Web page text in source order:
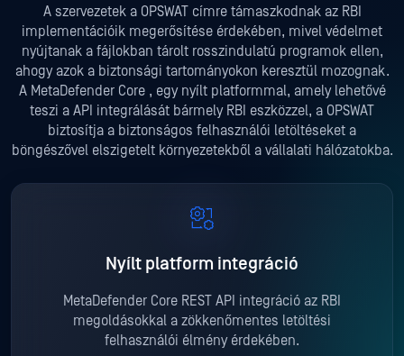
A szervezetek a OPSWAT címre támaszkodnak az RBI
implementációik megerősítése érdekében, mivel védelmet
nyújtanak a fájlokban tárolt rosszindulatú programok ellen,
ahogy azok a biztonsági tartományokon keresztül mozognak.
A MetaDefender Core , egy nyílt platformmal, amely lehetővé
teszi a API integrálását bármely RBI eszközzel, a OPSWAT
biztosítja a biztonságos felhasználói letöltéseket a
böngészővel elszigetelt környezetekből a vállalati hálózatokba.
Nyílt platform integráció
MetaDefender Core REST API integráció az RBI
megoldásokkal a zökkenőmentes letöltési
felhasználói élmény érdekében.